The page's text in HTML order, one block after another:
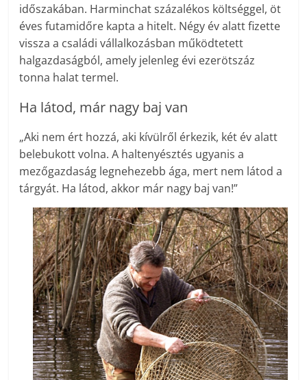
időszakában. Harminchat százalékos költséggel, öt
éves futamidőre kapta a hitelt. Négy év alatt fizette
vissza a családi vállalkozásban működtetett
halgazdaságból, amely jelenleg évi ezerötszáz
tonna halat termel.
Ha látod, már nagy baj van
„Aki nem ért hozzá, aki kívülről érkezik, két év alatt
belebukott volna. A haltenyésztés ugyanis a
mezőgazdaság legnehezebb ága, mert nem látod a
tárgyát. Ha látod, akkor már nagy baj van!”